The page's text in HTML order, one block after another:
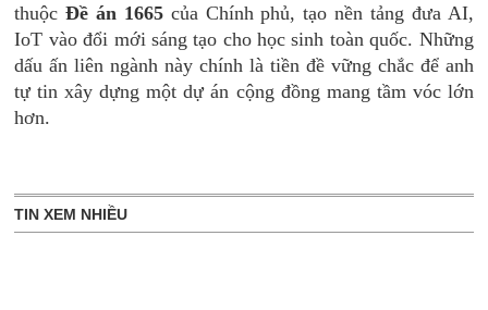
thuộcĐề án 1665của Chính phủ, tạo nền tảng đưa AI,
IoT vào đổi mới sáng tạo cho học sinh toàn quốc. Những
dấu ấn liên ngành này chính là tiền đề vững chắc để anh
tự tin xây dựng một dự án cộng đồng mang tầm vóc lớn
hơn.
TIN XEM NHIỀU